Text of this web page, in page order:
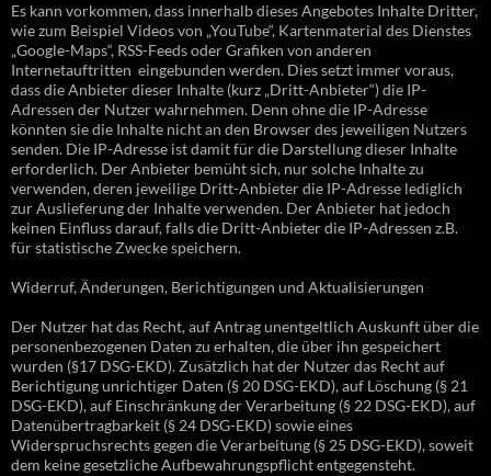
Es kann vorkommen, dass innerhalb dieses Angebotes Inhalte Dritter,
wie zum Beispiel Videos von „YouTube“, Kartenmaterial des Dienstes
„Google-Maps“, RSS-Feeds oder Grafiken von anderen
Internetauftritten eingebunden werden. Dies setzt immer voraus,
dass die Anbieter dieser Inhalte (kurz „Dritt-Anbieter“) die IP-
Adressen der Nutzer wahrnehmen. Denn ohne die IP-Adresse
könnten sie die Inhalte nicht an den Browser des jeweiligen Nutzers
senden. Die IP-Adresse ist damit für die Darstellung dieser Inhalte
erforderlich. Der Anbieter bemüht sich, nur solche Inhalte zu
verwenden, deren jeweilige Dritt-Anbieter die IP-Adresse lediglich
zur Auslieferung der Inhalte verwenden. Der Anbieter hat jedoch
keinen Einfluss darauf, falls die Dritt-Anbieter die IP-Adressen z.B.
für statistische Zwecke speichern.
Widerruf, Änderungen, Berichtigungen und Aktualisierungen
Der Nutzer hat das Recht, auf Antrag unentgeltlich Auskunft über die
personenbezogenen Daten zu erhalten, die über ihn gespeichert
wurden (§17 DSG-EKD). Zusätzlich hat der Nutzer das Recht auf
Berichtigung unrichtiger Daten (§ 20 DSG-EKD), auf Löschung (§ 21
DSG-EKD), auf Einschränkung der Verarbeitung (§ 22 DSG-EKD), auf
Datenübertragbarkeit (§ 24 DSG-EKD) sowie eines
Widerspruchsrechts gegen die Verarbeitung (§ 25 DSG-EKD), soweit
dem keine gesetzliche Aufbewahrungspflicht entgegensteht.